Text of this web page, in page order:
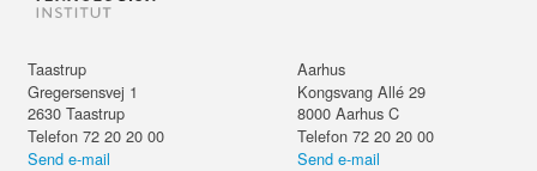
Taastrup
Gregersensvej 1
2630 Taastrup
Telefon 72 20 20 00
Send e-mail
Aarhus
Kongsvang Allé 29
8000 Aarhus C
Telefon 72 20 20 00
Send e-mail